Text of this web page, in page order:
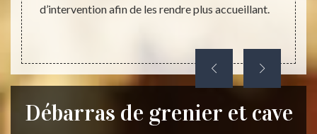
d’intervention afin de les rendre plus accueillant.
Débarras de grenier et cave